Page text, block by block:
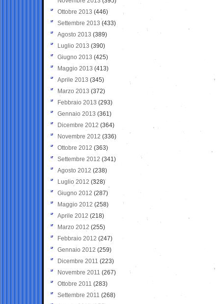
Ottobre 2013 (446)
Settembre 2013 (433)
Agosto 2013 (389)
Luglio 2013 (390)
Giugno 2013 (425)
Maggio 2013 (413)
Aprile 2013 (345)
Marzo 2013 (372)
Febbraio 2013 (293)
Gennaio 2013 (361)
Dicembre 2012 (364)
Novembre 2012 (336)
Ottobre 2012 (363)
Settembre 2012 (341)
Agosto 2012 (238)
Luglio 2012 (328)
Giugno 2012 (287)
Maggio 2012 (258)
Aprile 2012 (218)
Marzo 2012 (255)
Febbraio 2012 (247)
Gennaio 2012 (259)
Dicembre 2011 (223)
Novembre 2011 (267)
Ottobre 2011 (283)
Settembre 2011 (268)